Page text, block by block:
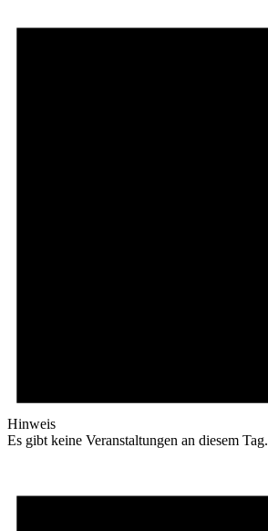
Hinweis
Es gibt keine Veranstaltungen an diesem Tag.